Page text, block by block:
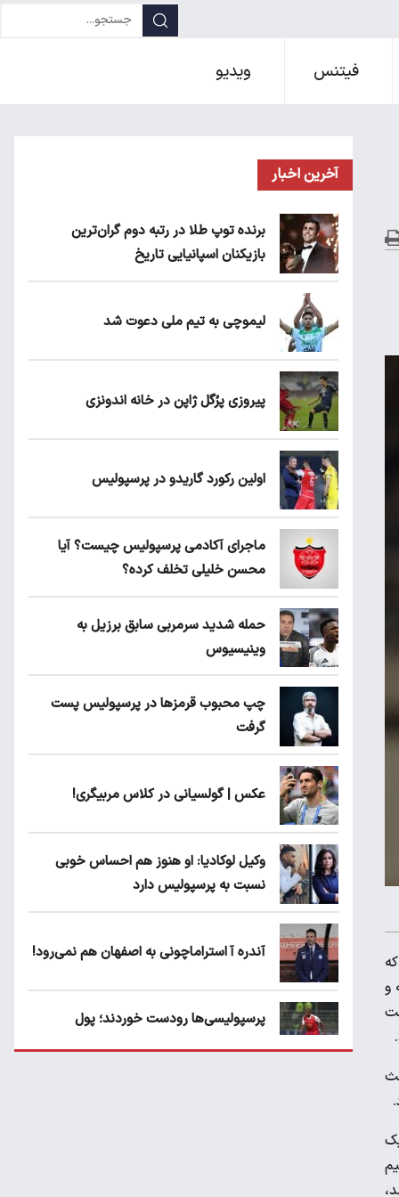
فیتنس ویدیو
و
آخرین اخبار
برنده توپ طلا در رتبه دوم گران‌ترین
بازیکنان اسپانیایی تاریخ
لیموچی به تیم ملی دعوت شد
پیروزی پرُگل ژاپن در خانه اندونزی
اولین رکورد گاریدو در پرسپولیس
ماجرای آکادمی پرسپولیس چیست؟ آیا
محسن خلیلی تخلف کرده؟
حمله شدید سرمربی سابق برزیل به
وینیسیوس
چپ محبوب قرمزها در پرسپولیس پست
گرفت
عکس | گولسیانی در کلاس مربیگری!
وکیل لوکادیا: او هنوز هم احساس خوبی
نسبت به پرسپولیس دارد
آندره آ استراماچونی به اصفهان هم نمی‌رود!
پرسپولیسی‌ها رودست خوردند؛ پول